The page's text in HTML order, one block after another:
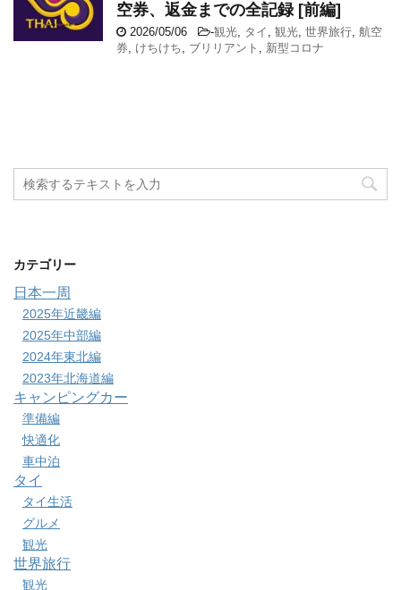
空券、返金までの全記録 [前編]
2026/05/06 -観光, タイ , 観光, 世界旅行, 航空
券, けちけち, ブリリアント , 新型コロナ
カテゴリー
日本一周
2025年近畿編
2025年中部編
2024年東北編
2023年北海道編
キャンピングカー
準備編
快適化
車中泊
タイ
タイ生活
グルメ
観光
世界旅行
観光